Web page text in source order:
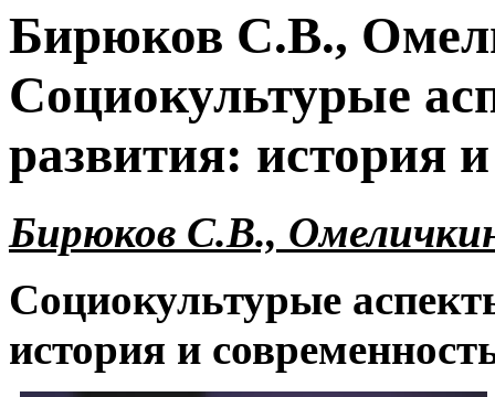
Бирюков С.В.,
Социокультурые
развития: история
Бирюков С.В.,
Социокультурые
история и